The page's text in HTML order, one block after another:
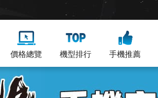
價格總覽 機型排行 手機推薦